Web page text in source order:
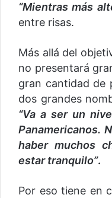
“Mientras más
entre risas.
Más allá del
no presentará
gran cantidad de
dos grandes
“Va a ser un
Panamericanos.
haber muchos
estar tranquilo”.
Por eso tiene en